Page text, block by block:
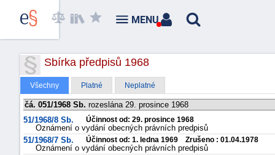
Sbírka předpisů 1968
Všechny Platné Neplatné
čá. 051/1968 Sb. rozeslána 29. prosince 1968
51/1968/8 Sb.
Účinnost od: 29. prosince 1968
Oznámení o vydání obecných právních predpisů
51/1968/7 Sb.
Účinnost od: 1. ledna 1969 Zrušeno : 01.04.1978
Oznámení o vydání obecných právních predpisů
MENU